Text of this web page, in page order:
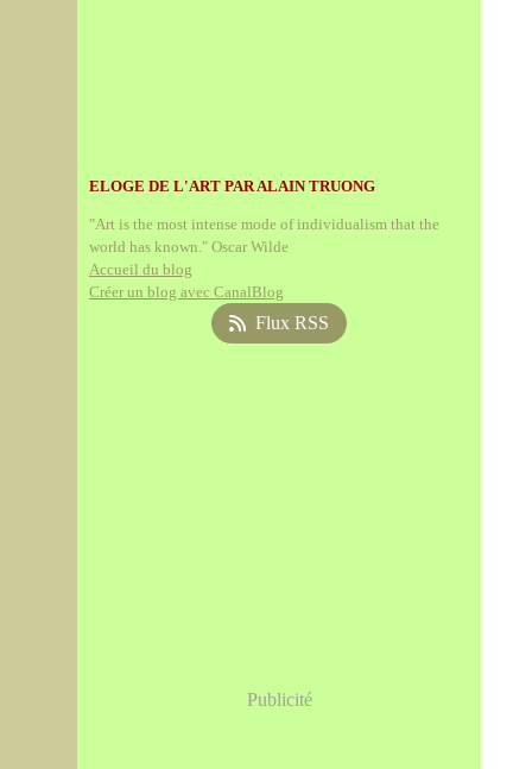
ELOGE DE L'ART PAR ALAIN TRUONG
"Art is the most intense mode of individualism that the
world has known." Oscar Wilde
Accueil du blog
Créer un blog avec CanalBlog
Flux RSS
Publicité